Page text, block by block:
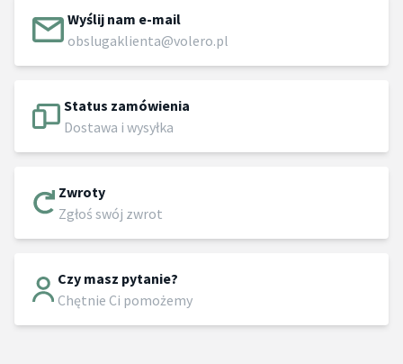
Wyślij nam e-mail
obslugaklienta@volero.pl
Status zamówienia
Dostawa i wysyłka
Zwroty
Zgłoś swój zwrot
Czy masz pytanie?
Chętnie Ci pomożemy